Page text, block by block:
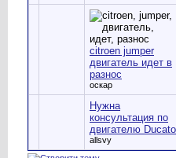
citroen jumper
двигатель идет в
разнос
оскар
Нужна
консультация по
двигателю Ducato
allsvy